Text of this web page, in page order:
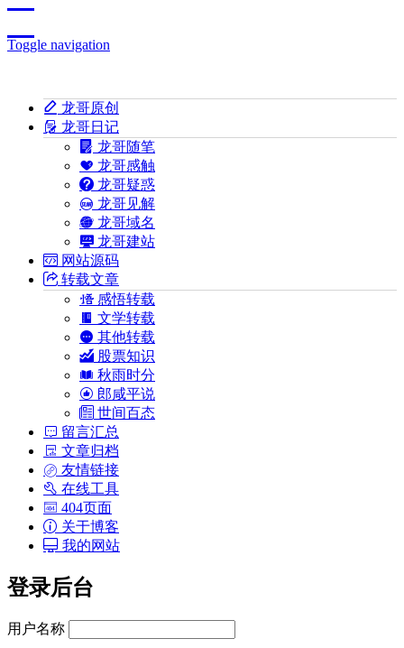
Toggle navigation
龙哥原创
龙哥日记
龙哥随笔
龙哥感触
龙哥疑惑
龙哥见解
龙哥域名
龙哥建站
网站源码
转载文章
感悟转载
文学转载
其他转载
股票知识
秋雨时分
郎咸平说
世间百态
留言汇总
文章归档
友情链接
在线工具
404页面
关于博客
我的网站
登录后台
用户名称